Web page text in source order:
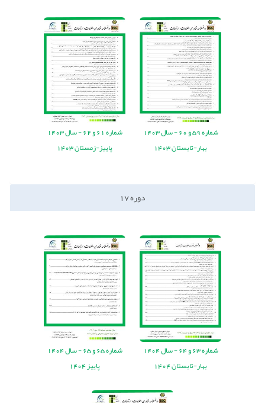
شماره59 و60
-سال1403
بهار-تابستان 1403
شماره61 و62
-سال1403
پاییز-زمستان 1403
دوره17
شماره63 و64
-سال1404
بهار-تابستان 1404
شماره65 و65
-سال1404
پاییز 1404